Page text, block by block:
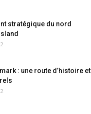
stratégique du nord
: une route d’histoire et